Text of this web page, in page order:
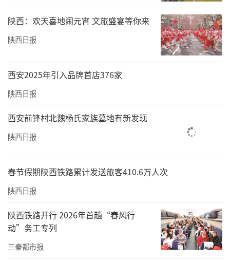
陕西：欢天喜地闹元宵 文旅盛宴等你来
陕西日报
西安2025年引入品牌首店376家
陕西日报
西安前锋村北魏杨氏家族墓地有新发现
陕西日报
春节假期陕西铁路累计发送旅客410.6万人次
陕西日报
陕西铁路开行 2026年首趟“春风行
动”务工专列
三秦都市报